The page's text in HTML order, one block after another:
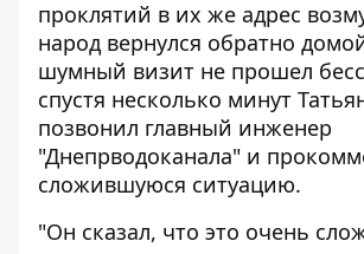
проклятий в их же адрес
народ вернулся обратно
шумный визит не прошел
спустя несколько минут
позвонил главный инженер
"Днепрводоканала" и
сложившуюся ситуацию.
"Он сказал, что это очень